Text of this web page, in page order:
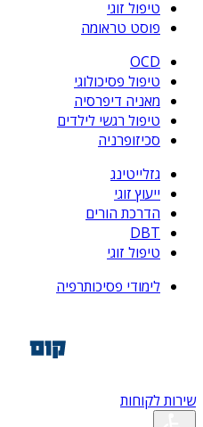
טיפול זוגי
פוסט טראומה
OCD
טיפול פסיכולוגי
מאניה דיפרסיה
טיפול רגשי לילדים
סכיזופרניה
גזלייטינג
ייעוץ זוגי
הדרכת הורים
DBT
טיפול זוגי
לימודי פסיכותרפיה
שירות לקוחות